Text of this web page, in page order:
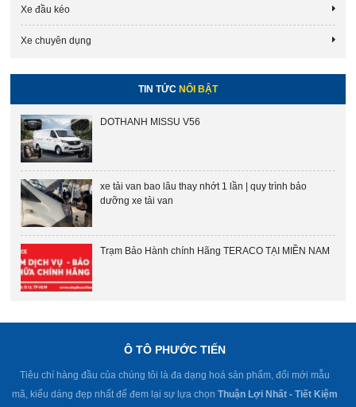
Xe đầu kéo
Xe chuyên dụng
TIN TỨC NỔI BẬT
DOTHANH MISSU V56
xe tải van bao lâu thay nhớt 1 lần | quy trình bảo
dưỡng xe tải van
Trạm Bảo Hành chính Hãng TERACO TẠI MIỀN NAM
Ô TÔ PHƯỚC TIẾN
Tiêu chí hàng đầu của chúng tôi là đa dạng hoá sản phẩm, đổi mới mẫu
mã, kiểu dáng đẹp nhất để đem lại sự lựa chọn Thuận Lợi Nhất - Tiết Kiệm